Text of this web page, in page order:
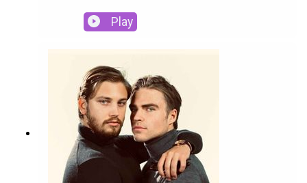
Play